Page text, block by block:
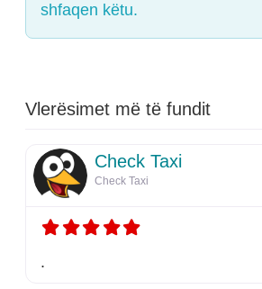
shfaqen këtu.
Vlerësimet më të fundit
Check Taxi
Check Taxi
.